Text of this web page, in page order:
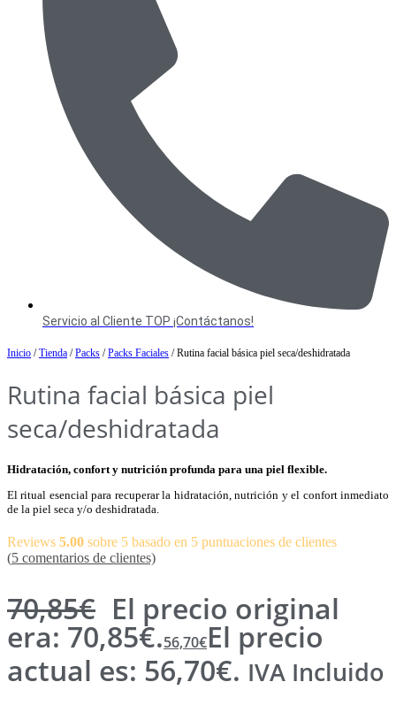
Servicio al Cliente TOP ¡Contáctanos!
Inicio /Tienda /Packs /Packs Faciales / Rutina facial básica piel seca/deshidratada
Rutina facial básica piel
seca/deshidratada
Hidratación, confort y nutrición profunda para una piel flexible.
El ritual esencial para recuperar la hidratación, nutrición y el confort inmediato
de la piel seca y/o deshidratada.
Reviews 5.00 sobre 5 basado en 5 puntuaciones de clientes
(5 comentarios de clientes)
70,85€ El precio original
era: 70,85€.56,70€El precio
actual es: 56,70€. IVA Incluido